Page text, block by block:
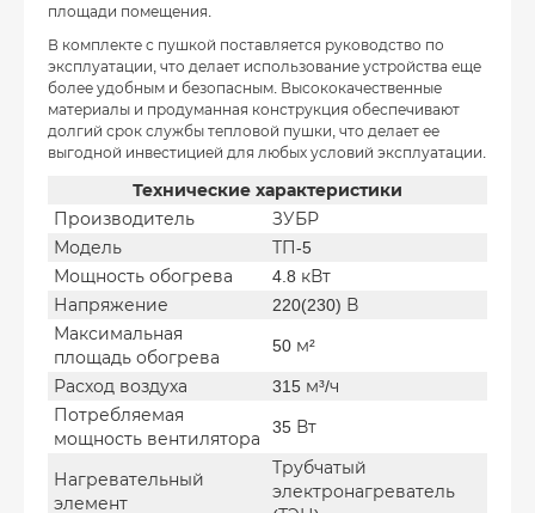
площади помещения.
В комплекте с пушкой поставляется руководство по
эксплуатации, что делает использование устройства еще
более удобным и безопасным. Высококачественные
материалы и продуманная конструкция обеспечивают
долгий срок службы тепловой пушки, что делает ее
выгодной инвестицией для любых условий эксплуатации.
Технические характеристики
Производитель
ЗУБР
Модель
ТП-5
Мощность обогрева
4.8 кВт
Напряжение
220(230) В
Максимальная
площадь обогрева
50 м²
Расход воздуха
315 м³/ч
Потребляемая
мощность вентилятора
35 Вт
Нагревательный
элемент
Трубчатый
электронагреватель